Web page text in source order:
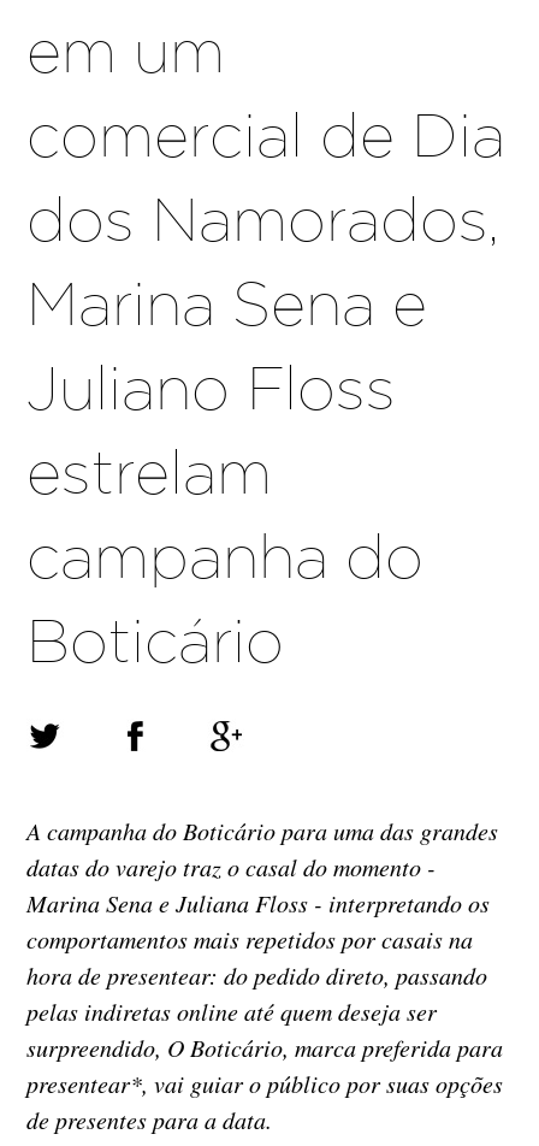
em um
comercial de Dia
dos Namorados,
Marina Sena e
Juliano Floss
estrelam
campanha do
Boticário
A campanha do Boticário para uma das grandes
datas do varejo traz o casal do momento -
Marina Sena e Juliana Floss - interpretando os
comportamentos mais repetidos por casais na
hora de presentear: do pedido direto, passando
pelas indiretas online até quem deseja ser
surpreendido, O Boticário, marca preferida para
presentear*, vai guiar o público por suas opções
de presentes para a data.